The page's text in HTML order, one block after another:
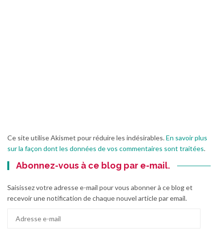
Ce site utilise Akismet pour réduire les indésirables.En savoir plus
sur la façon dont les données de vos commentaires sont traitées.
Abonnez-vous à ce blog par e-mail.
Saisissez votre adresse e-mail pour vous abonner à ce blog et
recevoir une notification de chaque nouvel article par email.